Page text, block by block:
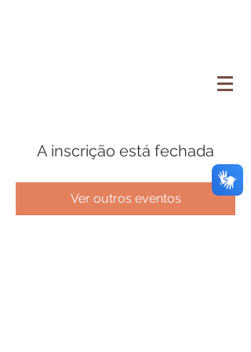
A inscrição está fechada
Ver outros eventos